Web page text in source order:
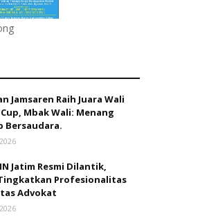
Jamsaren Raih Juara Wali
Mbak Wali: Menang
Bersaudara.
Jatim Resmi Dilantik,
Profesionalitas
Advokat